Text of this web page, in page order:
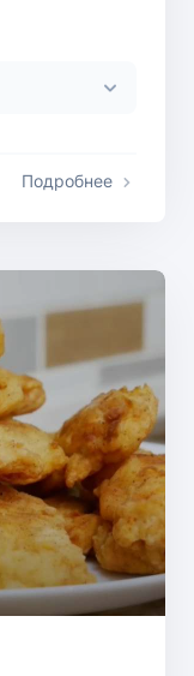
Подробнее